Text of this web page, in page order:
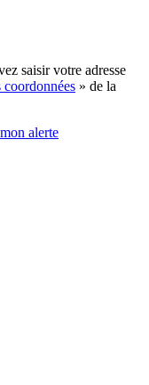
saisir votre adresse
coordonnées » de la
alerte